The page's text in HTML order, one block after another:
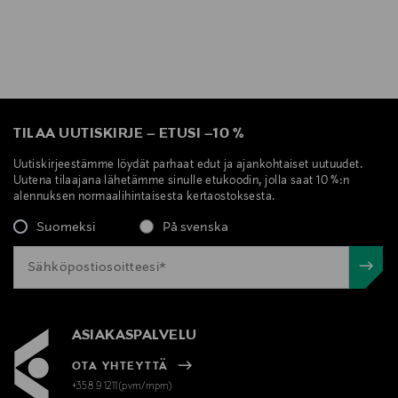
TILAA UUTISKIRJE – ETUSI –10 %
Uutiskirjeestämme löydät parhaat edut ja ajankohtaiset uutuudet.
Uutena tilaajana lähetämme sinulle etukoodin, jolla saat 10 %:n
alennuksen normaalihintaisesta kertaostoksesta.
Suomeksi På svenska
ASIAKASPALVELU
OTA YHTEYTTÄ
+358 9 1211(pvm/mpm)